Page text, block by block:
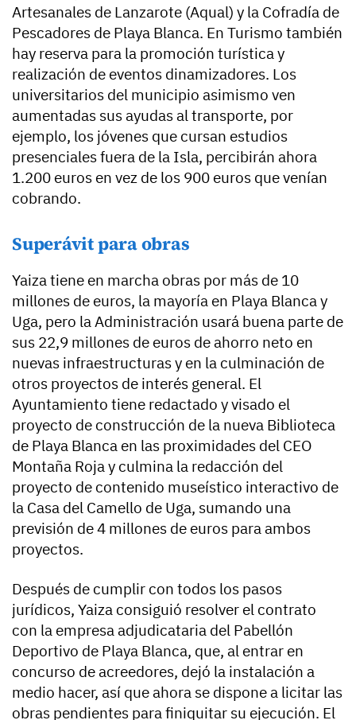
Artesanales de Lanzarote (Aqual) y la Cofradía de
Pescadores de Playa Blanca. En Turismo también
hay reserva para la promoción turística y
realización de eventos dinamizadores. Los
universitarios del municipio asimismo ven
aumentadas sus ayudas al transporte, por
ejemplo, los jóvenes que cursan estudios
presenciales fuera de la Isla, percibirán ahora
1.200 euros en vez de los 900 euros que venían
cobrando.
Superávit para obras
Yaiza tiene en marcha obras por más de 10
millones de euros, la mayoría en Playa Blanca y
Uga, pero la Administración usará buena parte de
sus 22,9 millones de euros de ahorro neto en
nuevas infraestructuras y en la culminación de
otros proyectos de interés general. El
Ayuntamiento tiene redactado y visado el
proyecto de construcción de la nueva Biblioteca
de Playa Blanca en las proximidades del CEO
Montaña Roja y culmina la redacción del
proyecto de contenido museístico interactivo de
la Casa del Camello de Uga, sumando una
previsión de 4 millones de euros para ambos
proyectos.
Después de cumplir con todos los pasos
jurídicos, Yaiza consiguió resolver el contrato
con la empresa adjudicataria del Pabellón
Deportivo de Playa Blanca, que, al entrar en
concurso de acreedores, dejó la instalación a
medio hacer, así que ahora se dispone a licitar las
obras pendientes para finiquitar su ejecución. El